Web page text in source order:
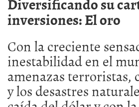
inversiones: El oro
Con la creciente
inestabilidad en el
amenazas terroristas,
y los desastres